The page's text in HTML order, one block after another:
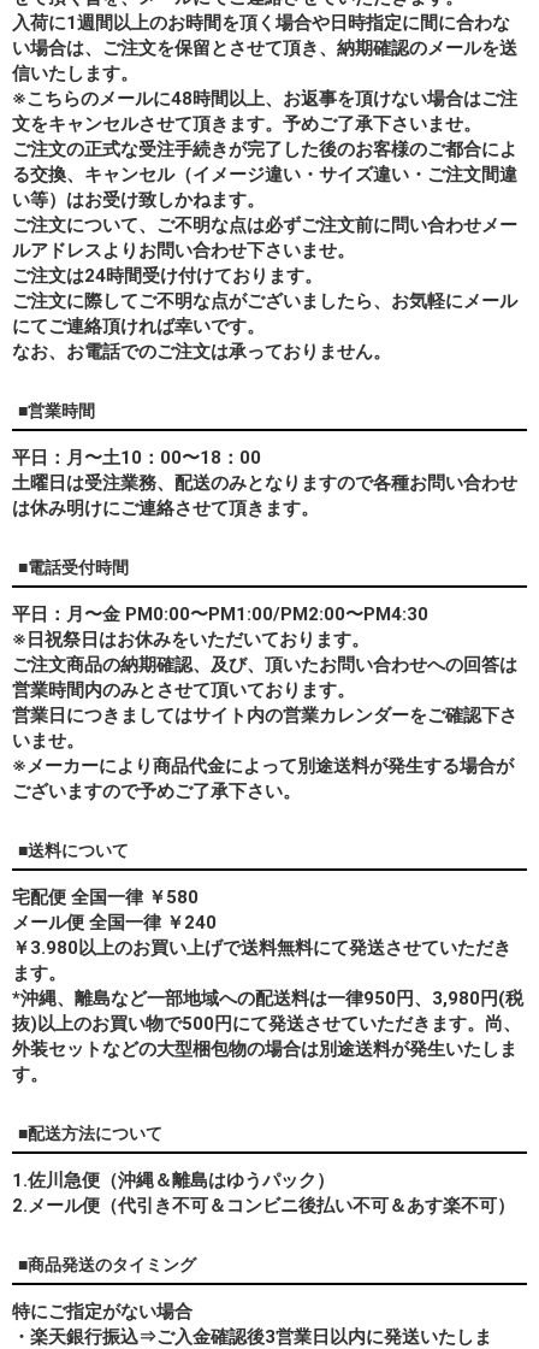
入荷に1週間以上のお時間を頂く場合や日時指定に間に合わな
い場合は、ご注文を保留とさせて頂き、納期確認のメールを送
信いたします。
※こちらのメールに48時間以上、お返事を頂けない場合はご注
文をキャンセルさせて頂きます。予めご了承下さいませ。
ご注文の正式な受注手続きが完了した後のお客様のご都合によ
る交換、キャンセル（イメージ違い・サイズ違い・ご注文間違
い等）はお受け致しかねます。
ご注文について、ご不明な点は必ずご注文前に問い合わせメー
ルアドレスよりお問い合わせ下さいませ。
ご注文は24時間受け付けております。
ご注文に際してご不明な点がございましたら、お気軽にメール
にてご連絡頂ければ幸いです。
なお、 お電話でのご注文は承っておりません。
■営業時間
平日：月〜土10：00〜18：00
土曜日は受注業務、配送のみとなりますので各種お問い合わせ
は休み明けにご連絡させて頂きます。
■電話受付時間
平日：月〜金 PM0:00〜PM1:00/PM2:00〜PM4:30
※日祝祭日はお休みをいただいております。
ご注文商品の納期確認、及び、頂いたお問い合わせへの回答は
営業時間内のみとさせて頂いております。
営業日につきましてはサイト内の営業カレンダーをご確認下さ
いませ。
※メーカーにより商品代金によって別途送料が発生する場合が
ございますので予めご了承下さい。
■送料について
宅配便 全国一律 ￥580
メール便 全国一律 ￥240
￥3.980以上のお買い上げで送料無料にて発送させていただき
ます。
*沖縄、離島など一部地域への配送料は一律950円、3,980円(税
抜)以上のお買い物で500円にて発送させていただきます。尚、
外装セットなどの大型梱包物の場合は別途送料が発生いたしま
す。
■配送方法について
1.佐川急便（沖縄＆離島はゆうパック）
2.メール便（代引き不可＆コンビニ後払い不可＆あす楽不可）
■商品発送のタイミング
特にご指定がない場合
・楽天銀行振込⇒ご入金確認後3営業日以内に発送いたしま